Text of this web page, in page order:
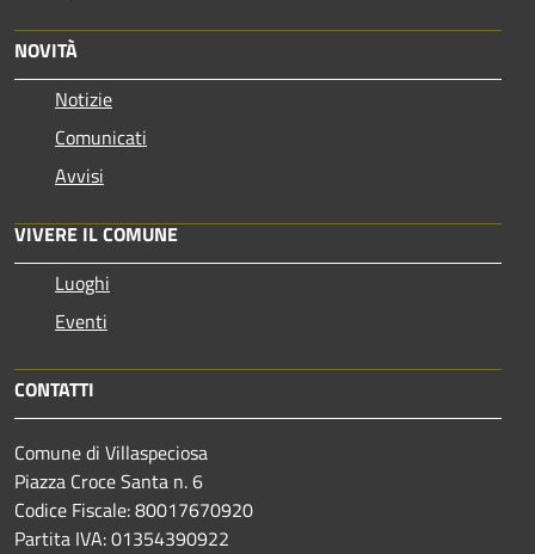
NOVITÀ
Notizie
Comunicati
Avvisi
VIVERE IL COMUNE
Luoghi
Eventi
CONTATTI
Comune di Villaspeciosa
Piazza Croce Santa n. 6
Codice Fiscale: 80017670920
Partita IVA: 01354390922